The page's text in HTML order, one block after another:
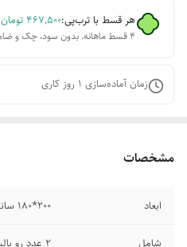
هر قسط با ترب‌پی:۴۶۷٬۵۰۰ تومان
۴ قسط ماهانه. بدون سود، چک و ضامن.
زمان آماده‌سازی 1 روز کاری
مشخصات
ابعاد 200*180 سانتی متر
شامل 2 عدد رو بالش, 1 عدد رو تشکی